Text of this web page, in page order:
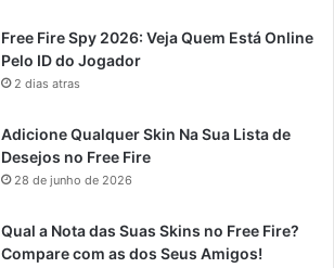
Free Fire Spy 2026: Veja Quem Está Online
Pelo ID do Jogador
2 dias atras
Adicione Qualquer Skin Na Sua Lista de
Desejos no Free Fire
28 de junho de 2026
Qual a Nota das Suas Skins no Free Fire?
Compare com as dos Seus Amigos!